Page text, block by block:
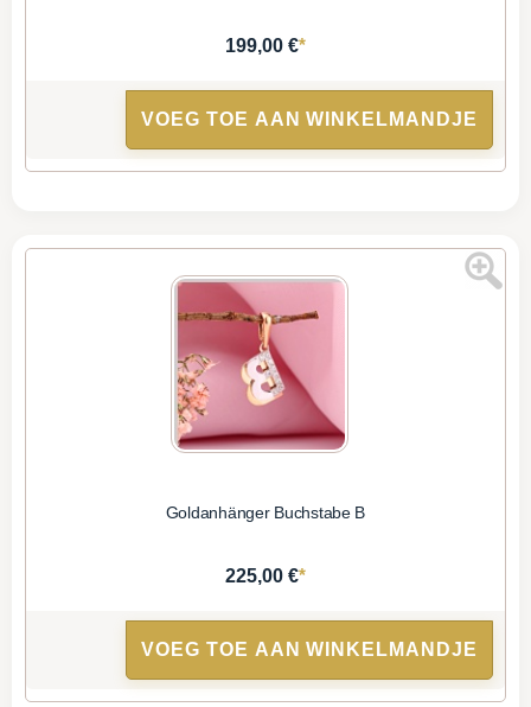
199,00 €*
VOEG TOE AAN WINKELMANDJE
Goldanhänger Buchstabe B
225,00 €*
VOEG TOE AAN WINKELMANDJE